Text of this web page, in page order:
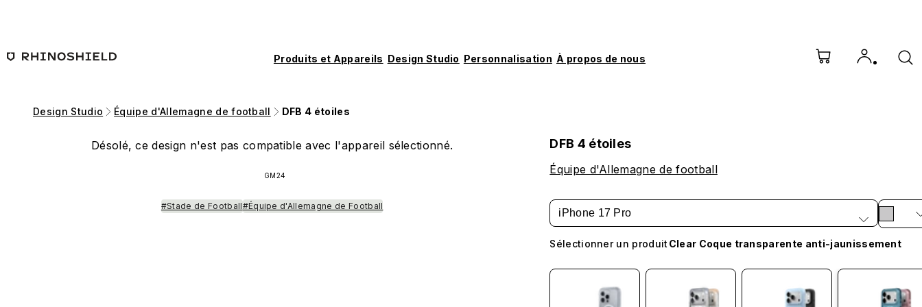
Produits et Appareils Design Studio Personnalisation À propos de nous
Design Studio Équipe d'Allemagne de football DFB 4 étoiles
Désolé, ce design n'est pas compatible avec l'appareil sélectionné.
GM24
#Stade de Football#Équipe d'Allemagne de Football
DFB 4 étoiles
Équipe d'Allemagne de football
iPhone 17 Pro
Sélectionner un produit Clear Coque transparente anti-jaunissement